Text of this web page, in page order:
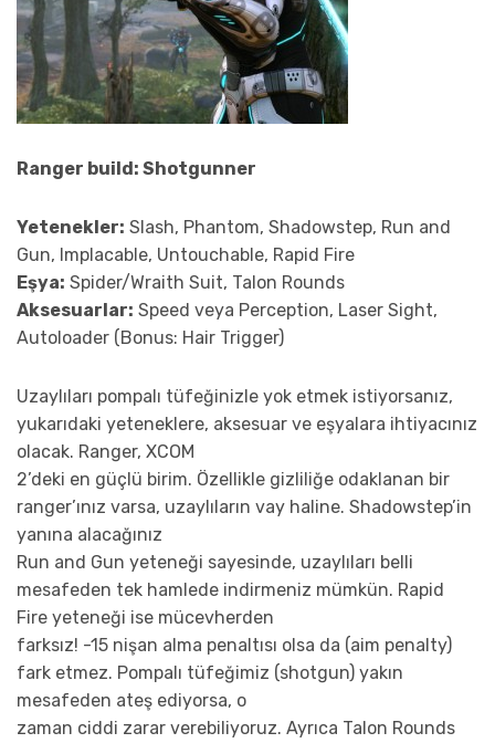
Ranger build: Shotgunner
Yetenekler: Slash, Phantom, Shadowstep, Run and
Gun, Implacable, Untouchable, Rapid Fire
Eşya: Spider/Wraith Suit, Talon Rounds
Aksesuarlar: Speed veya Perception, Laser Sight,
Autoloader (Bonus: Hair Trigger)
Uzaylıları pompalı tüfeğinizle yok etmek istiyorsanız,
yukarıdaki yeteneklere, aksesuar ve eşyalara ihtiyacınız
olacak. Ranger, XCOM
2’deki en güçlü birim. Özellikle gizliliğe odaklanan bir
ranger’ınız varsa, uzaylıların vay haline. Shadowstep’in
yanına alacağınız
Run and Gun yeteneği sayesinde, uzaylıları belli
mesafeden tek hamlede indirmeniz mümkün. Rapid
Fire yeteneği ise mücevherden
farksız! -15 nişan alma penaltısı olsa da (aim penalty)
fark etmez. Pompalı tüfeğimiz (shotgun) yakın
mesafeden ateş ediyorsa, o
zaman ciddi zarar verebiliyoruz. Ayrıca Talon Rounds